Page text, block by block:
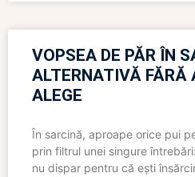
VOPSEA DE PĂR ÎN
ALTERNATIVĂ FĂRĂ
ALEGE
În sarcină, aproape orice pui
prin filtrul unei singure
nu dispar pentru că ești